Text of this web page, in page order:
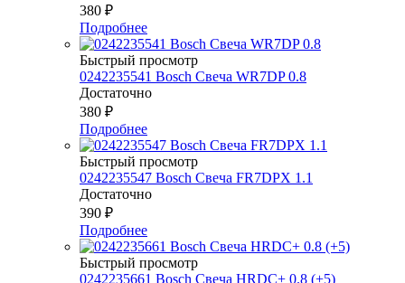
380 ₽
Подробнее
Быстрый просмотр
0242235541 Bosch Свеча WR7DP 0.8
Достаточно
380 ₽
Подробнее
Быстрый просмотр
0242235547 Bosch Свеча FR7DPX 1.1
Достаточно
390 ₽
Подробнее
Быстрый просмотр
0242235661 Bosch Свеча HRDC+ 0.8 (+5)